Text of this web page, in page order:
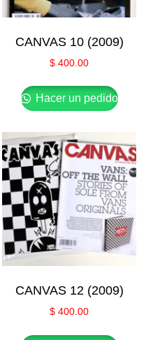
CANVAS 10 (2009)
$ 400.00
Hacer un pedido
CANVAS 12 (2009)
$ 400.00